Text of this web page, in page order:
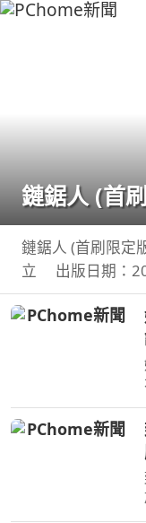
鏈鋸人 (首
鏈鋸人 (首刷限
立 出版日期：
惡魔盤算的恐怖
同時想消除死之